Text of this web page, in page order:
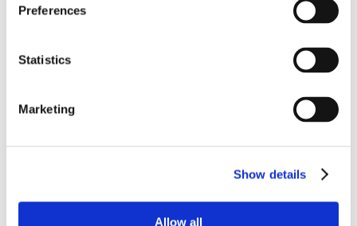
Preferences
Statistics
Marketing
Show details
Allow all
Aggressione dopo
discussione per
motivi politici, non